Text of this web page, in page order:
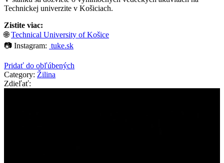
Technickej univerzite v Košiciach.
Zistite viac:
🌐Technical University of Košice
📷 Instagram: tuke.sk
Pridať do obľúbených
Category: Žilina
Zdieľať: